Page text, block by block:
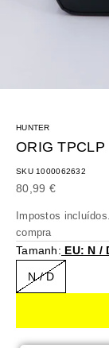
HUNTER
ORIG TPCLP
SKU 1000062632
Preço promocional
80,99 €
Impostos
compra
Tamanh: EU: N /
N / D